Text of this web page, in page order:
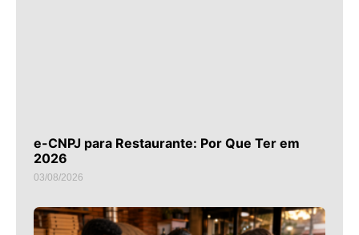
e-CNPJ para Restaurante: Por Que Ter em
2026
03/08/2026